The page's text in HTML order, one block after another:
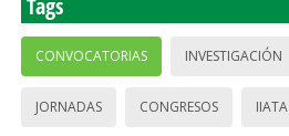
Tags
CONVOCATORIAS INVESTIGACIÓN
JORNADAS CONGRESOS IIATA